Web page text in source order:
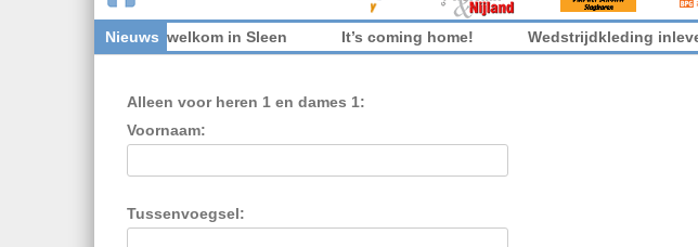
Nieuws
Toppers niet welkom in Sleen It’s coming home! Wedstrijdkleding inleveren
Alleen voor heren 1 en dames 1:
Voornaam:
Tussenvoegsel: